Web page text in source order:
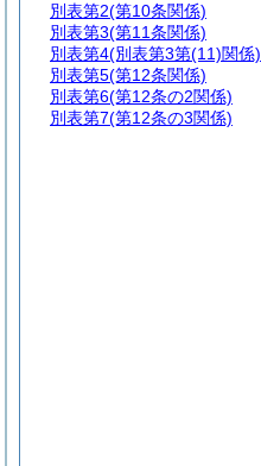
別表第2(第10条関係)
別表第3(第11条関係)
別表第4(別表第3第(11)関係)
別表第5(第12条関係)
別表第6(第12条の2関係)
別表第7(第12条の3関係)